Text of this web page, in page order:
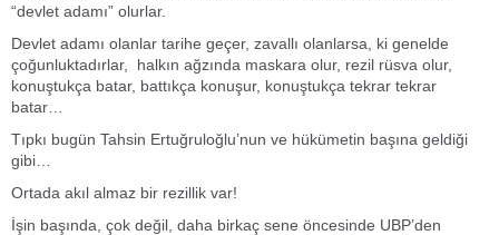
“devlet adamı” olurlar.
Devlet adamı olanlar tarihe geçer, zavallı olanlarsa, ki genelde
çoğunluktadırlar, halkın ağzında maskara olur, rezil rüsva olur,
konuştukça batar, battıkça konuşur, konuştukça tekrar tekrar
batar…
Tıpkı bugün Tahsin Ertuğruloğlu’nun ve hükümetin başına geldiği
gibi…
Ortada akıl almaz bir rezillik var!
İşin başında, çok değil, daha birkaç sene öncesinde UBP’den